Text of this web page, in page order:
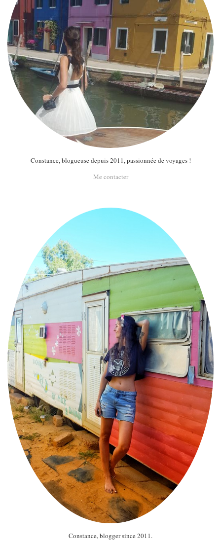
Constance, blogueuse depuis 2011, passionnée de voyages !
Me contacter
Constance, blogger since 2011.